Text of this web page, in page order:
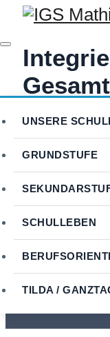
UNSERE
GRUNDSTUFE
SCHULLEBEN
TILDA /
Lions